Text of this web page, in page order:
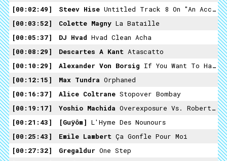
00:02:49
Steev Hise Untitled Track 8 On "An Accumulation Of Curiously Loud & Soft Noises"
00:03:52
Colette Magny La Bataille
00:05:37
DJ Hvad Hvad Clean Acha
00:08:29
Descartes A Kant Atascatto
00:10:29
Alexander Von Borsig If You Want To Have A Brother
00:12:15
Max Tundra Orphaned
00:16:37
Alice Coltrane Stopover Bombay
00:19:17
Yoshio Machida Overexposure Vs. Robert Görl - Call A Loony + Drôles D'Oiseaux - Vol De Nyctalopes
00:21:43
[guÿôm] L'Hyme Des Nounours
00:25:43
Emile Lambert Ça Gonfle Pour Moi
00:27:32
Gregaldur One Step